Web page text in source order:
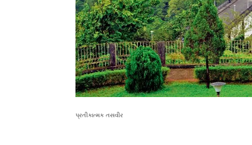
પ્રતીકાત્મક તસવીર